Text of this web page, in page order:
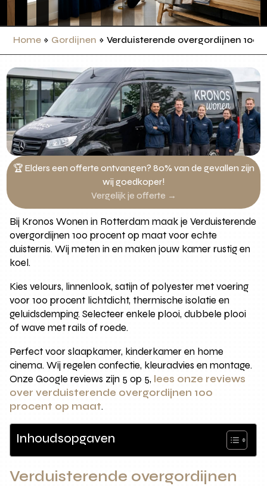
Home » Gordijnen »Verduisterende overgordijnen 100
🏆 Elders een offerte ontvangen? 80% van de gevallen zijn
wij goedkoper!
Vergelijk je offerte →
Bij Kronos Wonen in Rotterdam maak je Verduisterende
overgordijnen 100 procent op maat voor echte
duisternis. Wij meten in en maken jouw kamer rustig en
koel.
Kies velours, linnenlook, satijn of polyester met voering
voor 100 procent lichtdicht, thermische isolatie en
geluidsdemping. Selecteer enkele plooi, dubbele plooi
of wave met rails of roede.
Perfect voor slaapkamer, kinderkamer en home
cinema. Wij regelen confectie, kleuradvies en montage.
Onze Google reviews zijn 5 op 5, lees onze reviews
over verduisterende overgordijnen 100
procent op maat.
Inhoudsopgaven
Verduisterende overgordijnen